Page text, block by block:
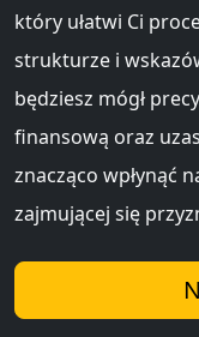
który ułatwi Ci
strukturze i
będziesz mógł
finansową oraz
znacząco wpłynąć
zajmującej się